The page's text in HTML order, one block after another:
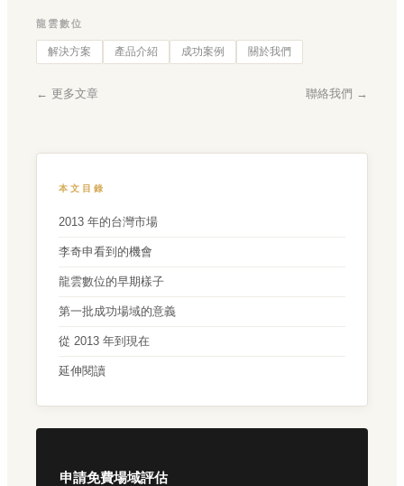
龍雲數位
解決方案 產品介紹 成功案例 關於我們
← 更多文章 聯絡我們 →
本文目錄
2013 年的台灣市場
李奇申看到的機會
龍雲數位的早期樣子
第一批成功場域的意義
從 2013 年到現在
延伸閱讀
申請免費場域評估